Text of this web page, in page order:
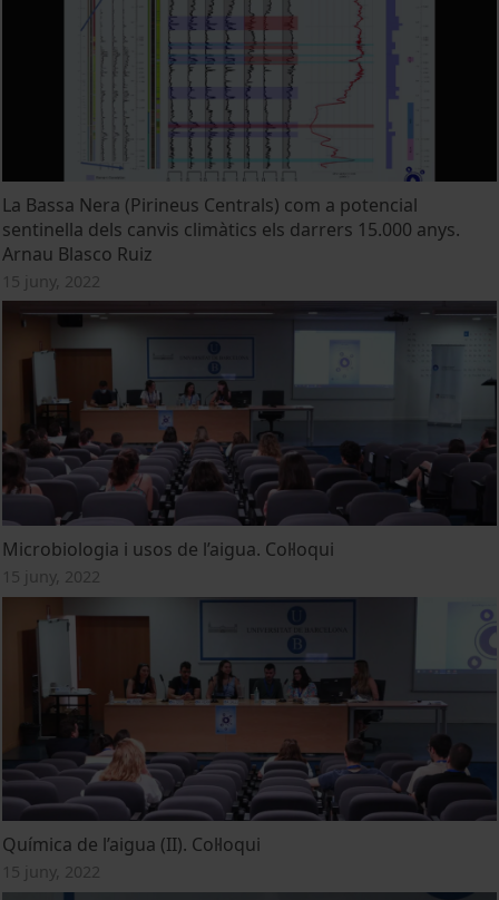
La Bassa Nera (Pirineus Centrals) com a potencial
sentinella dels canvis climàtics els darrers 15.000 anys.
Arnau Blasco Ruiz
15 juny, 2022
Microbiologia i usos de l’aigua. Col·loqui
15 juny, 2022
Química de l’aigua (II). Col·loqui
15 juny, 2022